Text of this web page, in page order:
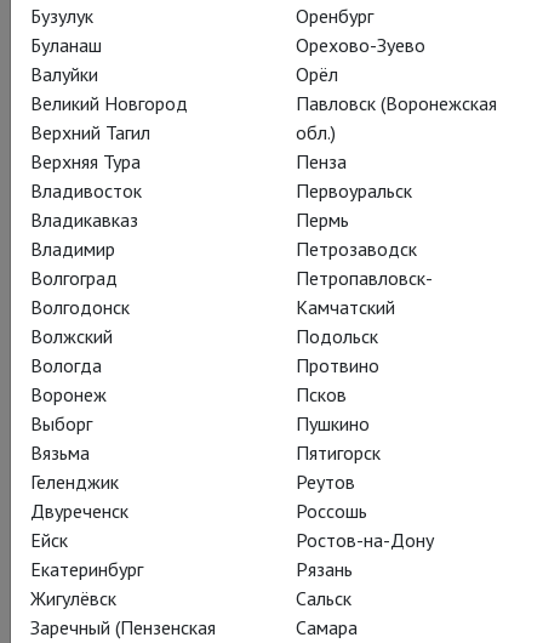
Бузулук
Буланаш
Валуйки
Великий Новгород
Верхний Тагил
Верхняя Тура
Владивосток
Владикавказ
Владимир
Волгоград
Волгодонск
Волжский
Вологда
Воронеж
Выборг
Вязьма
Геленджик
Двуреченск
Ейск
Екатеринбург
Жигулёвск
Заречный (Пензенская
Оренбург
Орехово-Зуево
Орёл
Павловск (Воронежская
обл.)
Пенза
Первоуральск
Пермь
Петрозаводск
Петропавловск-
Камчатский
Подольск
Протвино
Псков
Пушкино
Пятигорск
Реутов
Россошь
Ростов-на-Дону
Рязань
Сальск
Самара